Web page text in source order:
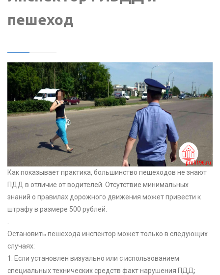
пешеход
Как показывает практика, большинство пешеходов не знают
ПДД в отличие от водителей. Отсутствие минимальных
знаний о правилах дорожного движения может привести к
штрафу в размере 500 рублей.
Остановить пешехода инспектор может только в следующих
случаях:
1. Если установлен визуально или с использованием
специальных технических средств факт нарушения ПДД;